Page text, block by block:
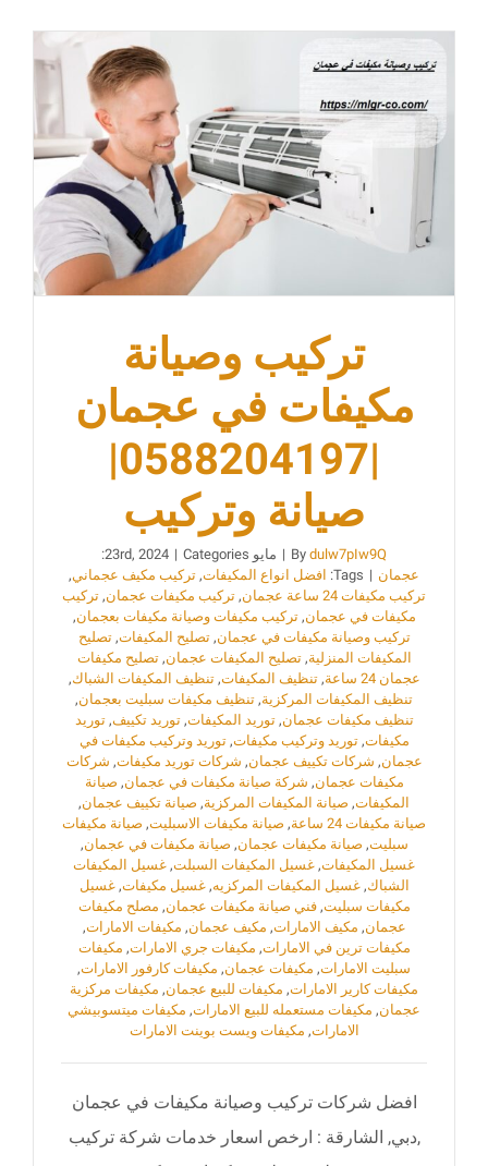
ام القيوين
تركيب وصيانة
مكيفات في عجمان
|0588204197|
صيانة وتركيب
By dulw7pIw9Q
| مايو 23rd, 2024 | Categories:
عجمان |
Tags: افضل انواع المكيفات, تركيب مكيف عجماني,
تركيب مكيفات 24 ساعة عجمان
, تركيب مكيفات عجمان, تركيب
مكيفات في عجمان,تركيب مكيفات وصيانة مكيفات بعجمان,
تركيب وصيانة مكيفات في عجمان,تصليح المكيفات,تصليح
المكيفات المنزلية,تصليح المكيفات عجمان,تصليح مكيفات
عجمان 24 ساعة
,تنظيف المكيفات,تنظيف المكيفات الشباك,
تنظيف المكيفات المركزية, تنظيف مكيفات سبليت بعجمان,
تنظيف مكيفات عجمان,توريد المكيفات,توريد تكييف,توريد
مكيفات,توريد وتركيب مكيفات,توريد وتركيب مكيفات في
عجمان, شركات تكييف عجمان, شركات توريد مكيفات, شركات
مكيفات عجمان, شركة صيانة مكيفات في عجمان, صيانة
المكيفات, صيانة المكيفات المركزية, صيانة تكييف عجمان,
صيانة مكيفات 24 ساعة
, صيانة مكيفات الاسبليت, صيانة مكيفات
سبليت, صيانة مكيفات عجمان, صيانة مكيفات في عجمان,
غسيل المكيفات, غسيل المكيفات السبلت, غسيل المكيفات
الشباك,غسيل المكيفات المركزيه,غسيل مكيفات,غسيل
مكيفات سبليت,فني صيانة مكيفات عجمان, مصلح مكيفات
عجمان, مكيف الامارات, مكيف عجمان, مكيفات الامارات,
مكيفات ترين في الامارات, مكيفات جري الامارات, مكيفات
سبليت الامارات, مكيفات عجمان, مكيفات كارفور الامارات,
مكيفات كارير الامارات, مكيفات للبيع عجمان, مكيفات مركزية
عجمان, مكيفات مستعمله للبيع الامارات, مكيفات ميتسوبيشي
الامارات, مكيفات ويست بوينت الامارات
افضل شركات تركيب وصيانة مكيفات في عجمان
,دبي, الشارقة : ارخص اسعار خدمات شركة تركيب